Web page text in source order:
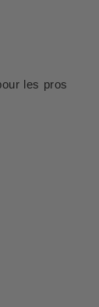
les pros